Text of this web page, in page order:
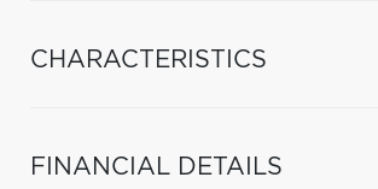
CHARACTERISTICS
FINANCIAL DETAILS